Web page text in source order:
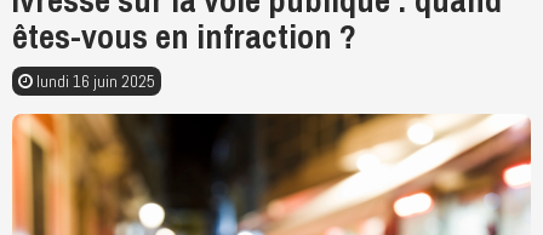
êtes-vous en infraction ?
lundi 16 juin 2025